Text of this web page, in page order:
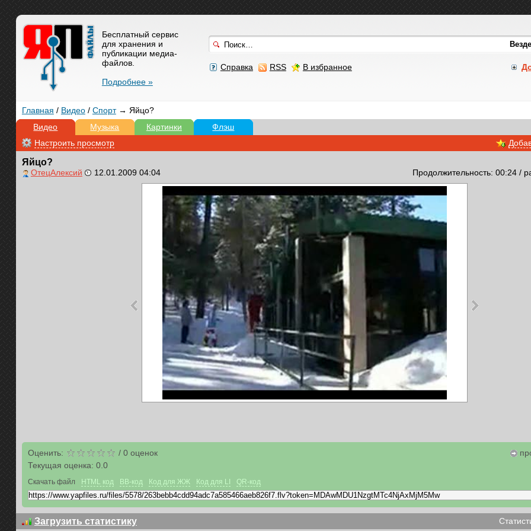
Справка RSS В избранное
Бесплатный сервис
для хранения и
публикации медиа-
файлов.
Подробнее »
Главная / Видео/ Спорт→ Яйцо?
Видео
Музыка Картинки Флэш
Настроить просмотр
Яйцо?
ОтецАлексий 12.01.2009 04:04 Продолжительность: 00:24 /
Оценить: / 0оценок
Текущая оценка: 0.0
Скачать файл HTML код BB-код Код для ЖЖ Код для LI QR-код
Загрузить статистику